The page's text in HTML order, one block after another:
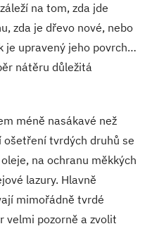
na tom, zda jde
zda je dřevo nové, nebo
je upravený jeho povrch…
nátěru důležitá
méně nasákavé než
ošetření tvrdých druhů se
na ochranu měkkých
lazury. Hlavně
mimořádně tvrdé
velmi pozorně a zvolit